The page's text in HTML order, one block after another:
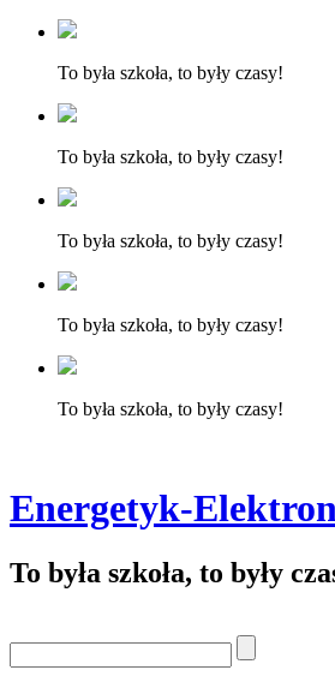
To była szkoła, to były czasy!
To była szkoła, to były czasy!
To była szkoła, to były czasy!
To była szkoła, to były czasy!
To była szkoła, to były czasy!
Energetyk-
To była szkoła, to były